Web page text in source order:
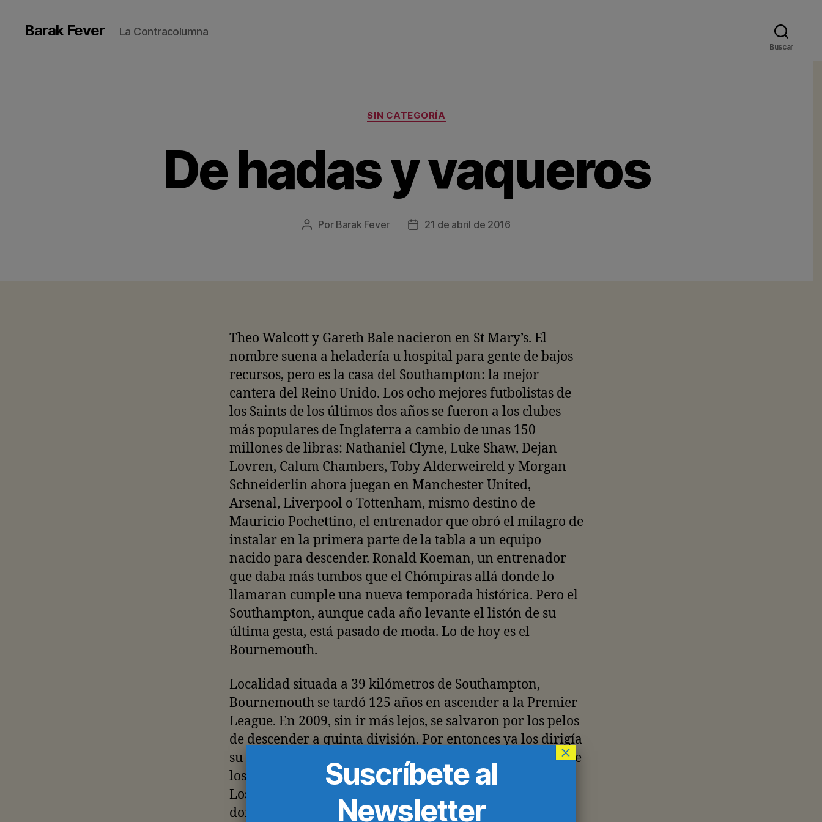
Barak Fever La Contracolumna
Buscar
Categorías
SIN CATEGORÍA
De hadas y vaqueros
Autor
Por Barak Fever
Fecha21 de abril de 2016
Theo Walcott y Gareth Bale nacieron en St Mary’s. El
nombre suena a heladería u hospital para gente de bajos
recursos, pero es la casa del Southampton: la mejor
cantera del Reino Unido. Los ocho mejores futbolistas de
los Saints de los últimos dos años se fueron a los clubes
más populares de Inglaterra a cambio de unas 150
millones de libras: Nathaniel Clyne, Luke Shaw, Dejan
Lovren, Calum Chambers, Toby Alderweireld y Morgan
Schneiderlin ahora juegan en Manchester United,
Arsenal, Liverpool o Tottenham, mismo destino de
Mauricio Pochettino, el entrenador que obró el milagro de
instalar en la primera parte de la tabla a un equipo
nacido para descender. Ronald Koeman, un entrenador
que daba más tumbos que el Chómpiras allá donde lo
llamaran cumple una nueva temporada histórica. Pero el
Southampton, aunque cada año levante el listón de su
última gesta, está pasado de moda. Lo de hoy es el
Bournemouth.
Localidad situada a 39 kilómetros de Southampton,
Bournemouth se tardó 125 años en ascender a la Premier
League. En 2009, sin ir más lejos, se salvaron por los pelos
de descender a quinta división. Por entonces ya los dirigía
su actual técnico: Eddie Howe, de 38 años y apenas uno de
los tres entrenadores ingleses con trabajo en la Premier.
Los Cherries eran candidato número uno a volver de
donde vinieron, no por ese nombre (que también), sino
Suscríbete al
Newsletter
×